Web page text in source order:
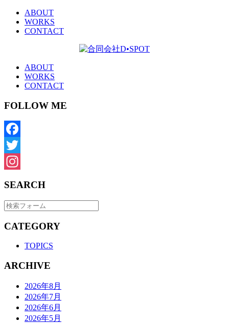
ABOUT
WORKS
CONTACT
ABOUT
WORKS
CONTACT
FOLLOW ME
Facebook
Twitter
SEARCH
CATEGORY
TOPICS
ARCHIVE
2026年8月
2026年7月
2026年6月
2026年5月